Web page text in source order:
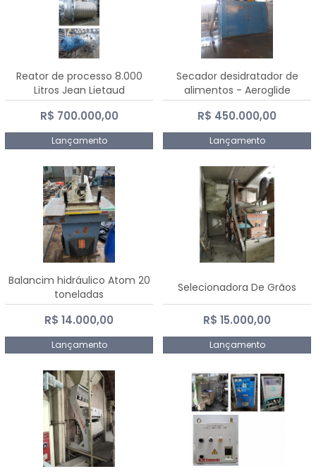
Reator de processo 8.000
Litros Jean Lietaud
R$ 700.000,00
Lançamento
Secador desidratador de
alimentos - Aeroglide
R$ 450.000,00
Lançamento
Balancim hidráulico Atom 20
toneladas
R$ 14.000,00
Lançamento
Selecionadora De Grãos
R$ 15.000,00
Lançamento